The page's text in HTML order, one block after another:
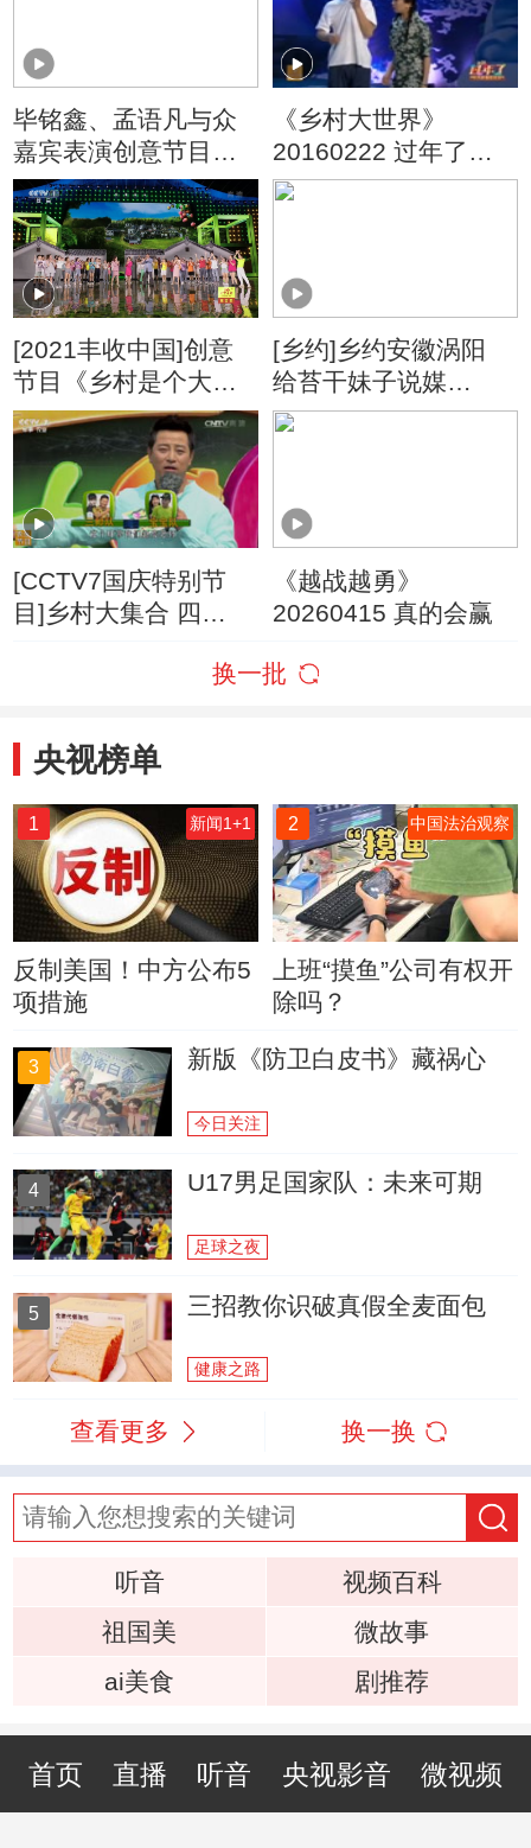
毕铭鑫、孟语凡与众
嘉宾表演创意节目
《乡村是个大舞台》
《乡村大世界》
20160222 过年了
——2016农民新春联
[2021丰收中国]创意
节目《乡村是个大舞
台》 表演：毕铭鑫 孟
语凡 栗宇坤 等
[乡约]乡约安徽涡阳
给苔干妹子说媒
20160416
[CCTV7国庆特别节
目]乡村大集合 四
《越战越勇》
20260415 真的会赢
换一批
央视榜单
1 新闻1+1
反制美国！中方公布5
项措施
2 中国法治观察
上班“摸鱼”公司有权开
除吗？
3 新版《防卫白皮书》藏祸心
今日关注
4 U17男足国家队：未来可期
足球之夜
5 三招教你识破真假全麦面包
健康之路
查看更多 换一换
听音
视频百科
祖国美
微故事
ai美食
剧推荐
首页 直播 听音 央视影音 微视频